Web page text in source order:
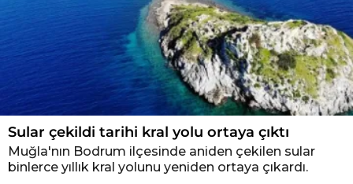
Sular çekildi tarihi kral yolu ortaya çıktı
Muğla'nın Bodrum ilçesinde aniden çekilen sular
binlerce yıllık kral yolunu yeniden ortaya çıkardı.